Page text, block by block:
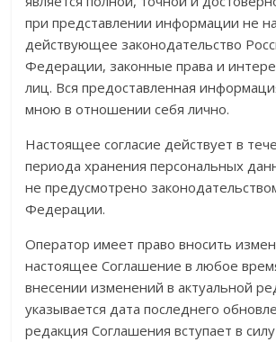
при представлении информации не
действующее законодательство
Федерации, законные права и
лиц. Вся предоставленная
мною в отношении себя лично.
Настоящее согласие действует в
периода хранения персональных
не предусмотрено
Федерации.
Оператор имеет право вносить
настоящее Соглашение в любое
внесении изменений в актуальной
указывается дата последнего
редакция Соглашения вступает в